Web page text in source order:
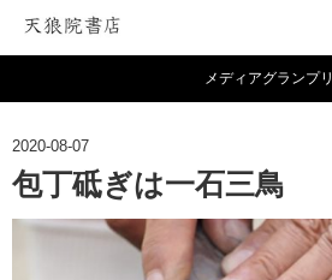
メディアグランプリ
2020-08-07
包丁砥ぎは一石三鳥